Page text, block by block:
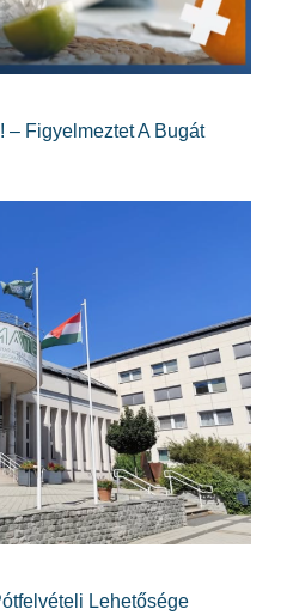
– Figyelmeztet A Bugát
Lehetősége